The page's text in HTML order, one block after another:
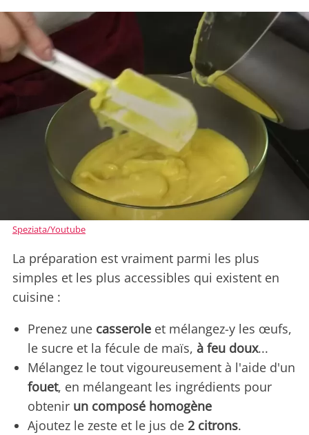
Speziata/Youtube
La préparation est vraiment parmi les plus
simples et les plus accessibles qui existent en
cuisine :
Prenez une casserole et mélangez-y les œufs,
le sucre et la fécule de maïs, à feu doux...
Mélangez le tout vigoureusement à l'aide d'un
fouet, en mélangeant les ingrédients pour
obtenir un composé homogène
Ajoutez le zeste et le jus de 2 citrons.